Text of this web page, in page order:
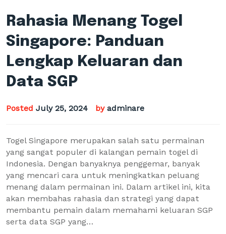
Rahasia Menang Togel
Singapore: Panduan
Lengkap Keluaran dan
Data SGP
Posted July 25, 2024 by adminare
Togel Singapore merupakan salah satu permainan
yang sangat populer di kalangan pemain togel di
Indonesia. Dengan banyaknya penggemar, banyak
yang mencari cara untuk meningkatkan peluang
menang dalam permainan ini. Dalam artikel ini, kita
akan membahas rahasia dan strategi yang dapat
membantu pemain dalam memahami keluaran SGP
serta data SGP yang…